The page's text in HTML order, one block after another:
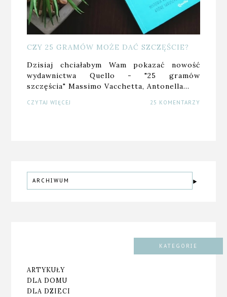
CZY 25 GRAMÓW MOŻE DAĆ SZCZĘŚCIE?
Dzisiaj chciałabym Wam pokazać nowość
wydawnictwa Quello - "25 gramów
szczęścia" Massimo Vacchetta, Antonella…
CZYTAJ WIĘCEJ 25 KOMENTARZY
ARCHIWUM
KATEGORIE
ARTYKUŁY
DLA DOMU
DLA DZIECI